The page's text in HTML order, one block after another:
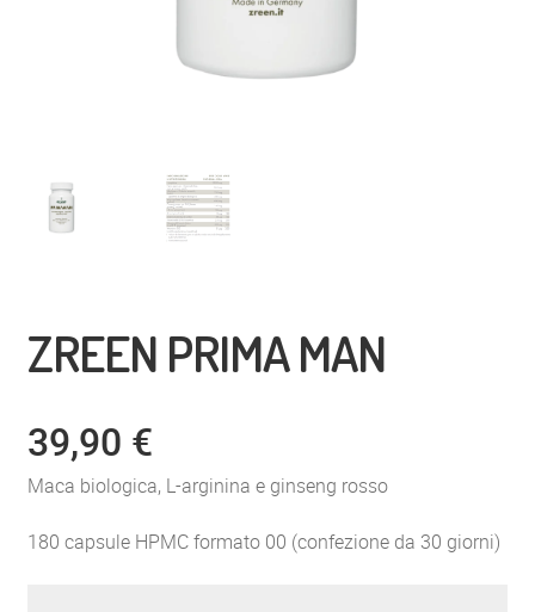
ZREEN PRIMA MAN
39,90 €
Maca biologica, L-arginina e ginseng rosso
180 capsule HPMC formato 00 (confezione da 30 giorni)